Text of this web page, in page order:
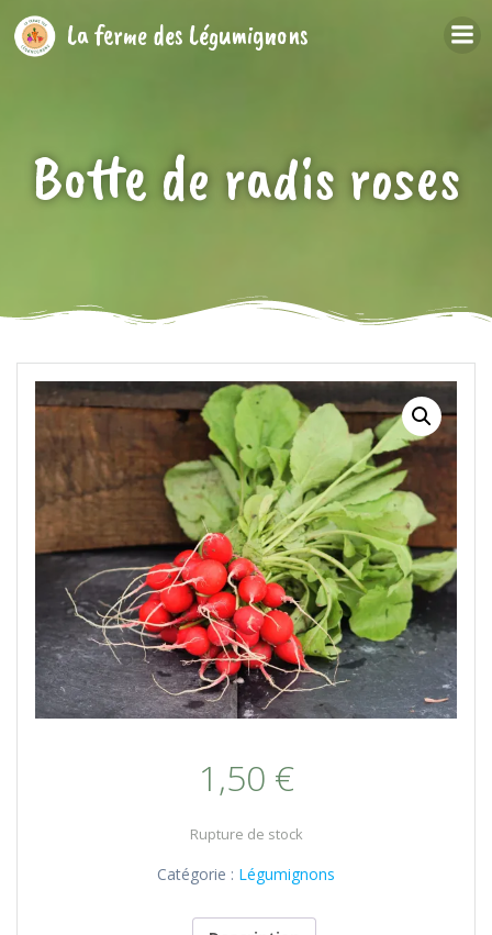
au
contenu
La ferme des Légumignons
Botte de radis roses
1,50 €
Rupture de stock
Catégorie : Légumignons